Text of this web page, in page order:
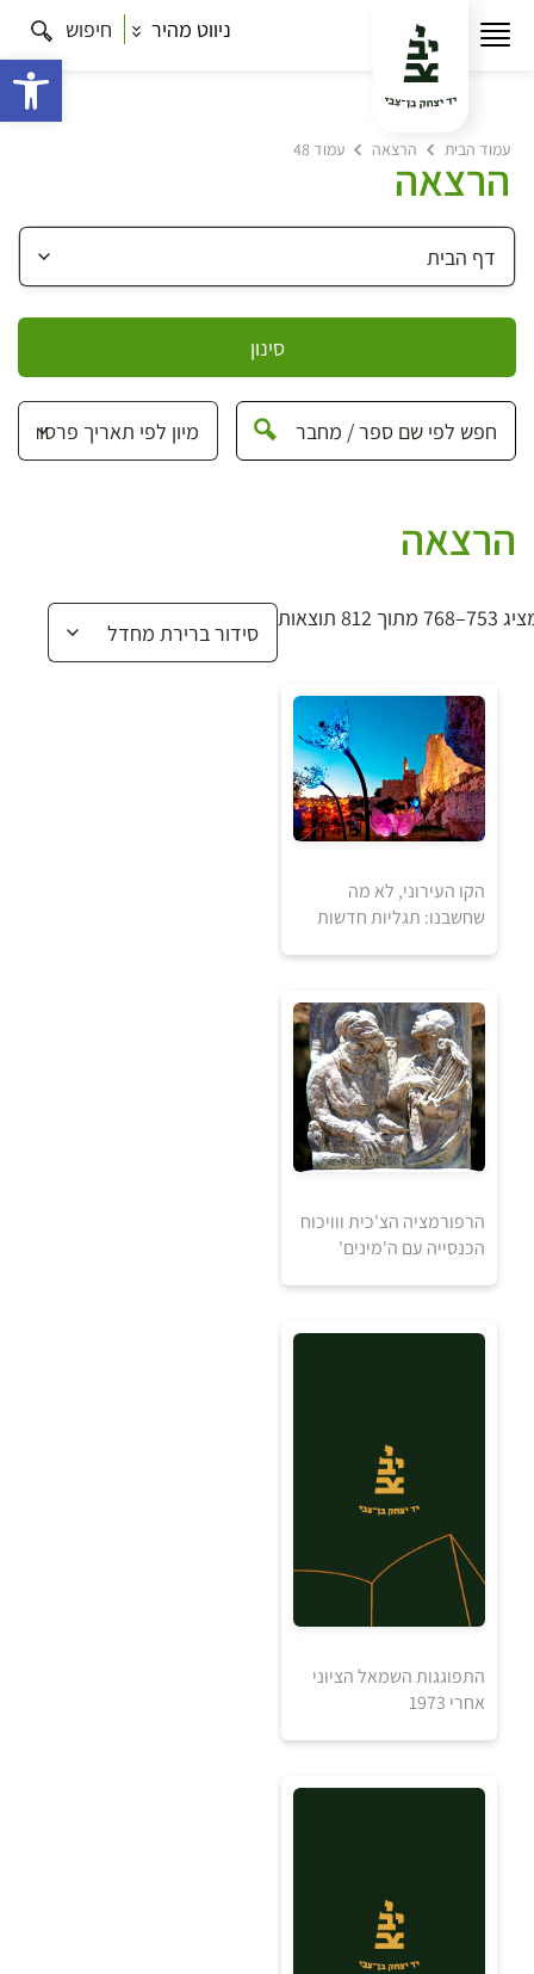
ניווט מהיר חיפוש
עמוד הבית הרצאה עמוד 48
הרצאה
סינון
הרצאה
מתוך 812 תוצאות
5
₪
5
₪
הקו העירוני, לא מה
שחשבנו: תגליות חדשות
5
₪
הרפורמציה הצ'כית ווויכוח
הכנסייה עם ה'מינים'
התפוגגות השמאל הציוני
אחרי 1973